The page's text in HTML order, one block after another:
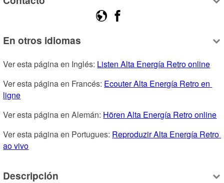
En otros idiomas
Ver esta página en Inglés: Listen Alta Energía Retro online
Ver esta página en Francés: Ecouter Alta Energía Retro en
ligne
Ver esta página en Alemán: Hören Alta Energía Retro online
Ver esta página en Portugues: Reproduzir Alta Energía Retro
ao vivo
Descripción